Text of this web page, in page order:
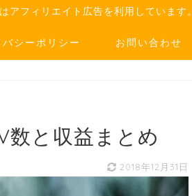
アフィリエイト広告を利用しています。
バシーポリシー お問い合わせ
数と収益まとめ
2018年12月31日